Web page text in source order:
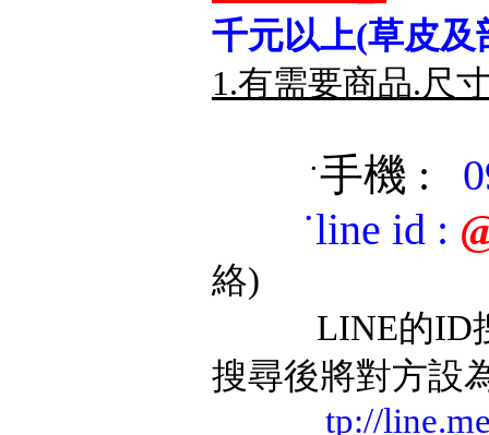
千元以上(草皮及
1.有需要商品.尺
˙手機 :
˙line id :
絡)
LINE的ID搜
搜尋後將對方設
tp://